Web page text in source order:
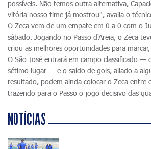
possíveis. Não temos outra alternativa,
vitória nosso time já mostrou", avalia o
O Zeca vem de um empate em 0 a 0 com o
sábado. Jogando no Passo d'Areia, o Zeca
criou as melhores oportunidades para
O São José entrará em campo classificado —
sétimo lugar — e o saldo de gols, aliado a
resultado, podem ainda colocar o Zeca entre
trazendo para o Passo o jogo decisivo das
NOTÍCIAS